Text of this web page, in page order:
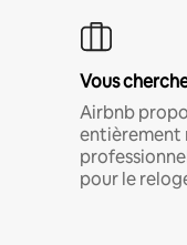
Vous
Airbnb
entièrement
pour le